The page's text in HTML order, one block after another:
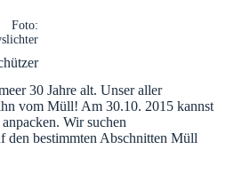
Foto:
30 Jahre alt. Unser aller
vom Müll! Am 30.10. 2015 kannst
Wir suchen
den bestimmten Abschnitten Müll